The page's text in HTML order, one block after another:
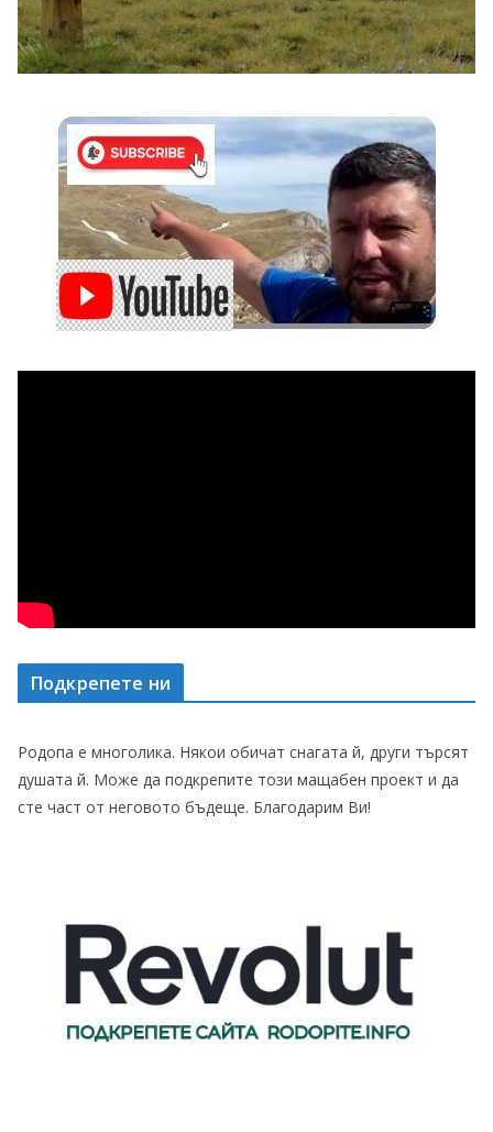
Подкрепете ни
Родопа е многолика. Някои обичат снагата й, други търсят
душата й. Може да подкрепите този мащабен проект и да
сте част от неговото бъдеще. Благодарим Ви!